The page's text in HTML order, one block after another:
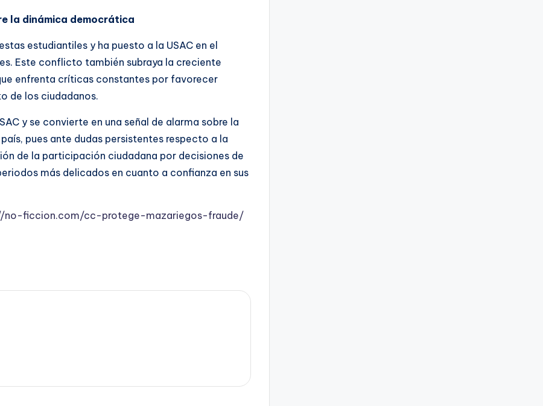
la dinámica democrática
estudiantiles y ha puesto a la USAC en el
Este conflicto también subraya la creciente
enfrenta críticas constantes por favorecer
de los ciudadanos.
y se convierte en una señal de alarma sobre la
pues ante dudas persistentes respecto a la
de la participación ciudadana por decisiones de
más delicados en cuanto a confianza en sus
no-ficcion.com/cc-protege-mazariegos-fraude/